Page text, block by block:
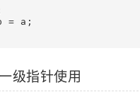
级指针使用